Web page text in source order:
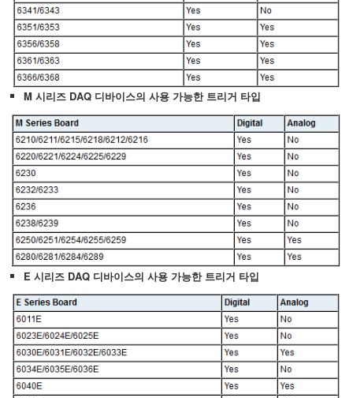
M 시리즈 DAQ 디바이스의 사용 가능한 트리거 타입
E 시리즈 DAQ 디바이스의 사용 가능한 트리거 타입